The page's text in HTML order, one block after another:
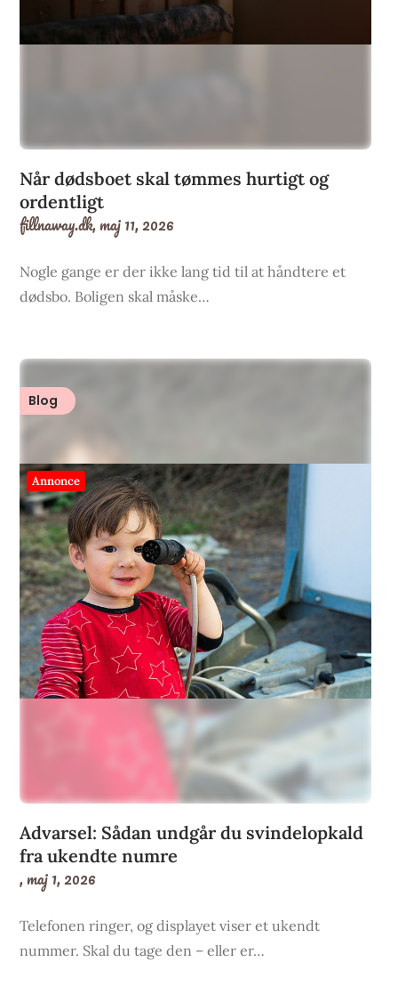
Når dødsboet skal tømmes hurtigt og
ordentligt
fillnaway.dk,maj 11, 2026
Nogle gange er der ikke lang tid til at håndtere et
dødsbo. Boligen skal måske…
Blog
Annonce
Advarsel: Sådan undgår du svindelopkald
fra ukendte numre
,maj 1, 2026
Telefonen ringer, og displayet viser et ukendt
nummer. Skal du tage den – eller er…